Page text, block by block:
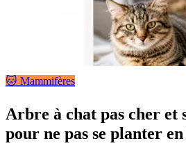
🐱 Mammifères
Arbre à chat pas cher et
pour ne pas se planter en